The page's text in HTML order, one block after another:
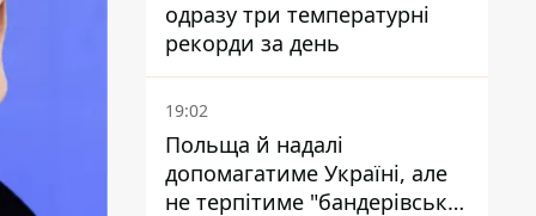
одразу три температурні
рекорди за день
19:02
Польща й надалі
допомагатиме Україні, але
не терпітиме "бандерівської